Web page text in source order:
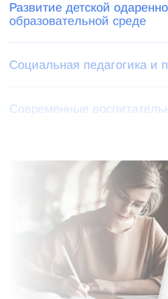
Развитие детской
образовательной среде
Социальная педагогика и
Современные